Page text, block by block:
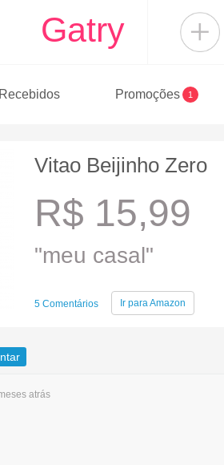
Gatry
Recebidos Promoções 1
Vitao Beijinho Zero
R$ 15,99
"meu casal"
5 Comentários Ir paraAmazon
atrás